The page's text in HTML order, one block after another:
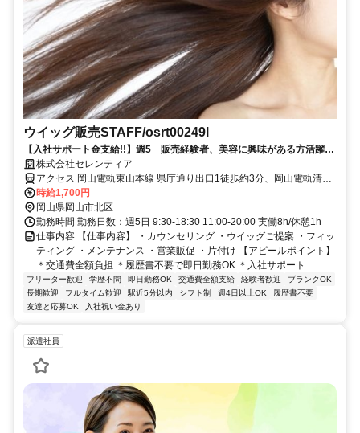
ウイッグ販売STAFF/osrt00249l
【入社サポート金支給!!】週5 販売経験者、美容に興味がある方活躍中
♪
株式会社セレンティア
アクセス 岡山電軌東山本線 県庁通り出口1徒歩約3分、岡山電軌清輝
橋線 郵便局前徒歩約4分、岡山電軌清輝橋線 田町（岡山県）徒歩約5
分
時給1,700円
岡山県岡山市北区
勤務時間 勤務日数：週5日 9:30-18:30 11:00-20:00 実働8h/休憩1h
仕事内容 【仕事内容】 ・カウンセリング ・ウイッグご提案 ・フィッ
ティング ・メンテナンス ・営業販促 ・片付け 【アピールポイント】
＊交通費全額負担 ＊履歴書不要で即日勤務OK ＊入社サポート...
フリーター歓迎 学歴不問 即日勤務OK 交通費全額支給 経験者歓迎
ブランクOK
長期歓迎
フルタイム歓迎 駅近5分以内 シフト制 週4日以上OK
履歴書不要
友達と応募OK
入社祝い金あり
派遣社員